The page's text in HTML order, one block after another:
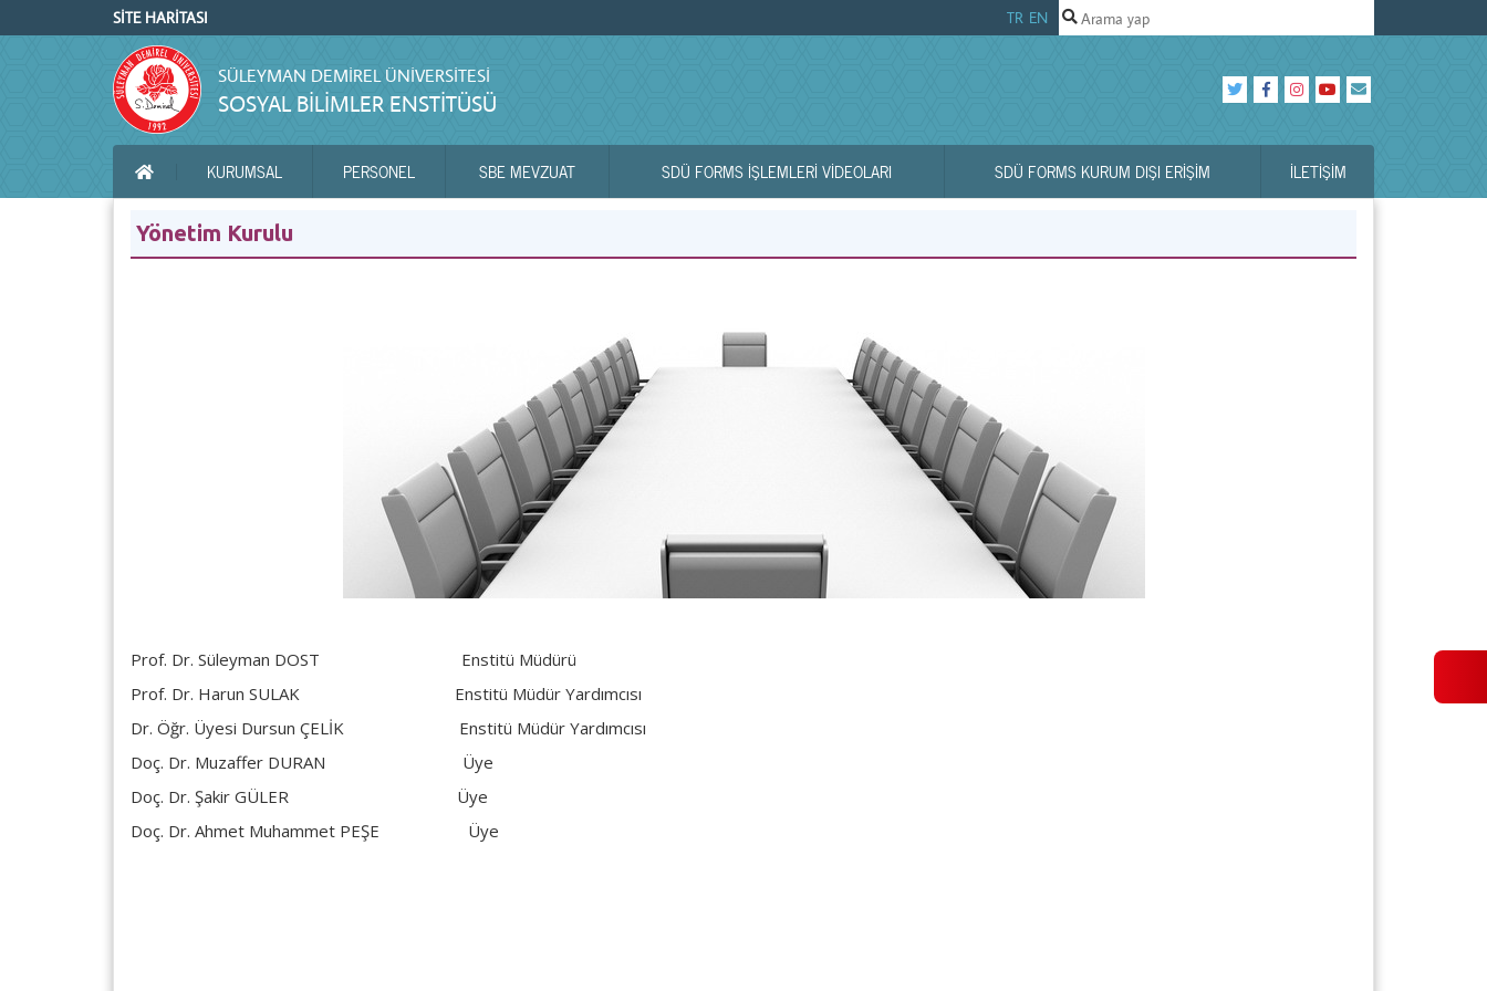
SİTE HARİTASI TR EN
SÜLEYMAN DEMIREL ÜNIVERSITESI
SOSYAL BİLİMLER ENSTİTÜSÜ
KURUMSAL PERSONEL SBE MEVZUAT SDÜ FORMS İŞLEMLERI VIDEOLARI SDÜ FORMS KURUM DIŞI ERİŞİM İLETIŞIM
Yönetim Kurulu
Prof. Dr. Süleyman DOST Enstitü Müdürü
Prof. Dr. Harun SULAK Enstitü Müdür Yardımcısı
Dr. Öğr. Üyesi Dursun ÇELİK Enstitü Müdür Yardımcısı
Doç. Dr. Muzaffer DURAN Üye
Doç. Dr. Şakir GÜLER Üye
Doç. Dr. Ahmet Muhammet PEŞE Üye